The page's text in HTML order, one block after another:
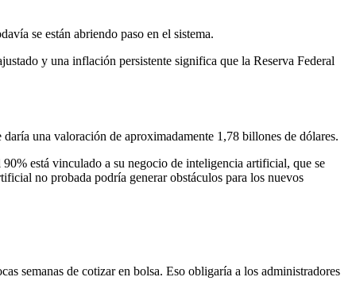
se están abriendo paso en el sistema.
y una inflación persistente significa que la Reserva Federal
una valoración de aproximadamente 1,78 billones de dólares.
está vinculado a su negocio de inteligencia artificial, que se
no probada podría generar obstáculos para los nuevos
semanas de cotizar en bolsa. Eso obligaría a los administradores